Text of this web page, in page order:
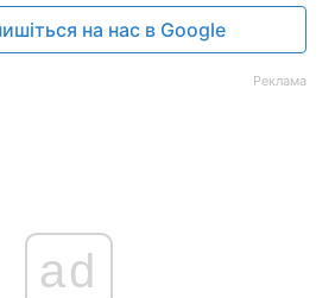
на нас в Google
Реклама
ad